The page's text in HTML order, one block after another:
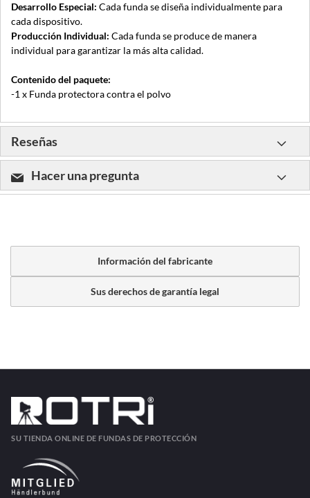
Desarrollo Especial: Cada funda se diseña individualmente para
cada dispositivo.
Producción Individual: Cada funda se produce de manera
individual para garantizar la más alta calidad.
Contenido del paquete:
-1 x Funda protectora contra el polvo
Reseñas
Hacer una pregunta
Información del fabricante
Sus derechos de garantía legal
SU TIENDA ONLINE DE FUNDAS DE PROTECCIÓN